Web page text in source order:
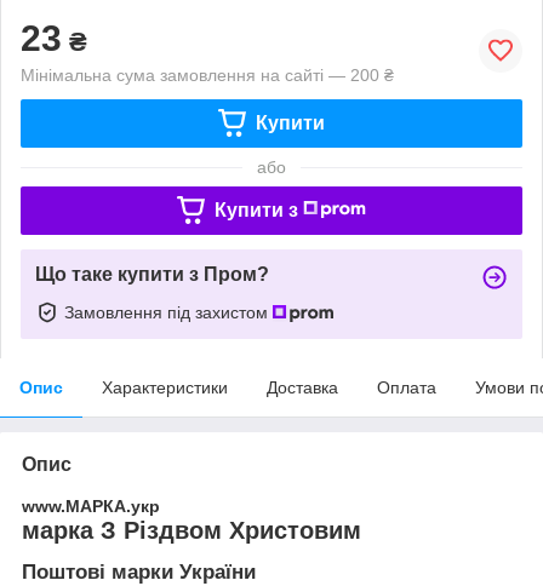
23 ₴
Мінімальна сума замовлення на сайті — 200 ₴
Купити
або
Купити з
Що таке купити з Пром?
Замовлення під захистом
Опис Характеристики Доставка Оплата Умови
Опис
www.МАРКА.укр
марка З Різдвом Христовим
Поштові марки України